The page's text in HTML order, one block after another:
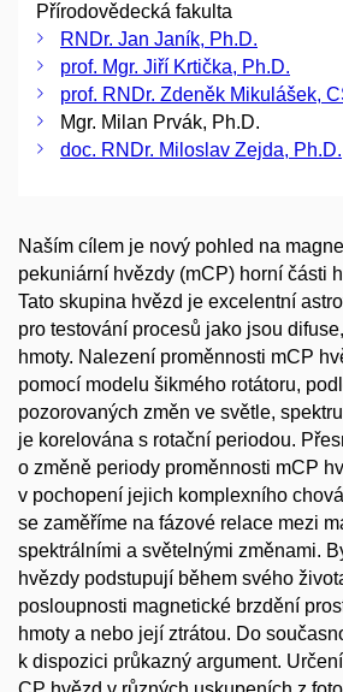
Přírodovědecká fakulta
RNDr. Jan Janík, Ph.D.
prof. Mgr. Jiří Krtička, Ph.D.
prof. RNDr. Zdeněk Mikulášek,
Mgr. Milan Prvák, Ph.D.
doc. RNDr. Miloslav Zejda, Ph.D.
Naším cílem je nový pohled na
pekuniární hvězdy (mCP) horní části
Tato skupina hvězd je excelentní
pro testování procesů jako jsou
hmoty. Nalezení proměnnosti mCP
pomocí modelu šikmého rotátoru,
pozorovaných změn ve světle,
je korelována s rotační periodou.
o změně periody proměnnosti mCP
v pochopení jejich komplexního
se zaměříme na fázové relace mezi
spektrálními a světelnými změnami.
hvězdy podstupují během svého
posloupnosti magnetické brzdění
hmoty a nebo její ztrátou. Do
k dispozici průkazný argument.